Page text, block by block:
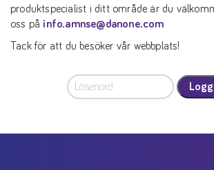
produktspecialist i ditt område är du
oss på info.amnse@danone.com
Tack för att du besöker vår webbplats!